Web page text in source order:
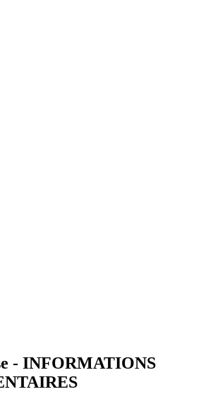
- INFORMATIONS